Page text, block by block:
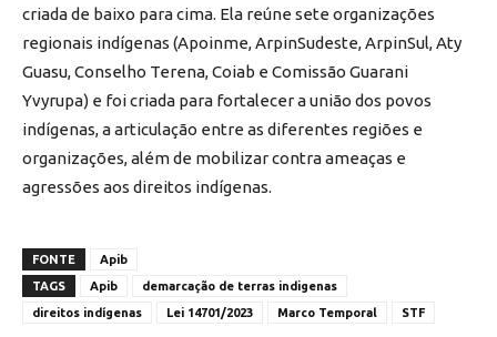
criada de baixo para cima. Ela reúne sete organizações
regionais indígenas (Apoinme, ArpinSudeste, ArpinSul, Aty
Guasu, Conselho Terena, Coiab e Comissão Guarani
Yvyrupa) e foi criada para fortalecer a união dos povos
indígenas, a articulação entre as diferentes regiões e
organizações, além de mobilizar contra ameaças e
agressões aos direitos indígenas.
FONTE
Apib
TAGS
Apib
demarcação de terras indigenas
direitos indígenas
Lei 14701/2023 Marco Temporal STF